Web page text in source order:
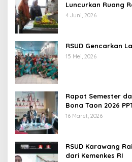
Luncurkan Ruang
Tingkatkan
4 Juni, 2026
RSUD Gencarkan
15 Mei, 2026
Rapat Semester
Bona Taon 2026
Digelar
16 Maret, 2026
RSUD Karawang
dari Kemenkes RI